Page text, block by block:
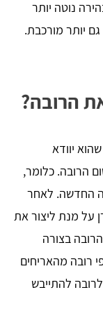
נוטה יותר
יותר מורכבת.
הרובה?
יוודא
הרובה. כלומר,
החדשה. לאחר
על מנת ליצור את
בצורה
רובה מהאריחים
להתייבש